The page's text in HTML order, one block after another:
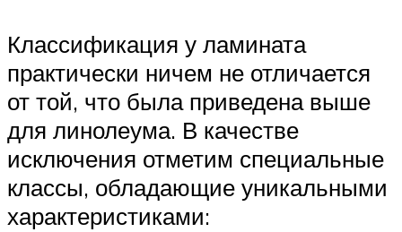
Классификация у ламината
практически ничем не отличается
от той, что была приведена выше
для линолеума. В качестве
исключения отметим специальные
классы, обладающие уникальными
характеристиками: